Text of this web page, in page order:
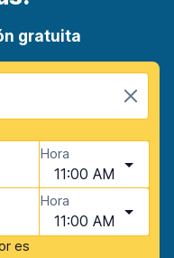
gratuita
Hora
11:00 AM
Hora
11:00 AM
es